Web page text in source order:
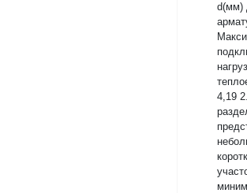
d(мм)
4,19